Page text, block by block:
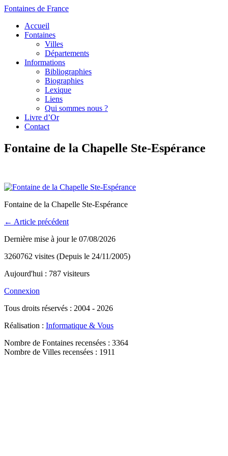
Fontaines de France
Accueil
Fontaines
Villes
Départements
Informations
Bibliographies
Biographies
Lexique
Liens
Qui sommes nous ?
Livre d’Or
Contact
Fontaine de la Chapelle Ste-Espérance
Fontaine de la Chapelle Ste-Espérance
← Article précédent
Dernière mise à jour le 07/08/2026
3260762 visites (Depuis le 24/11/2005)
Aujourd'hui : 787 visiteurs
Connexion
Tous droits réservés : 2004 - 2026
Réalisation : Informatique & Vous
Nombre de Fontaines recensées : 3364
Nombre de Villes recensées : 1911